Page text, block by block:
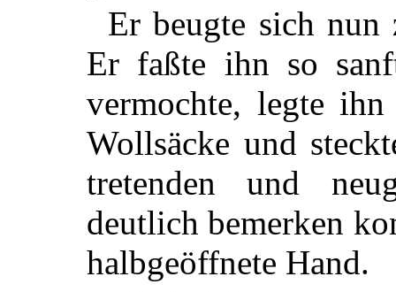
Er beugte sich nun
Er faßte ihn so
vermochte, legte
Wollsäcke und
tretenden und
deutlich bemerken
halbgeöffnete Hand.